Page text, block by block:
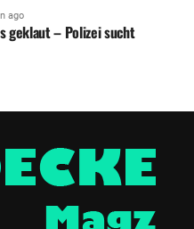
ago
geklaut – Polizei sucht